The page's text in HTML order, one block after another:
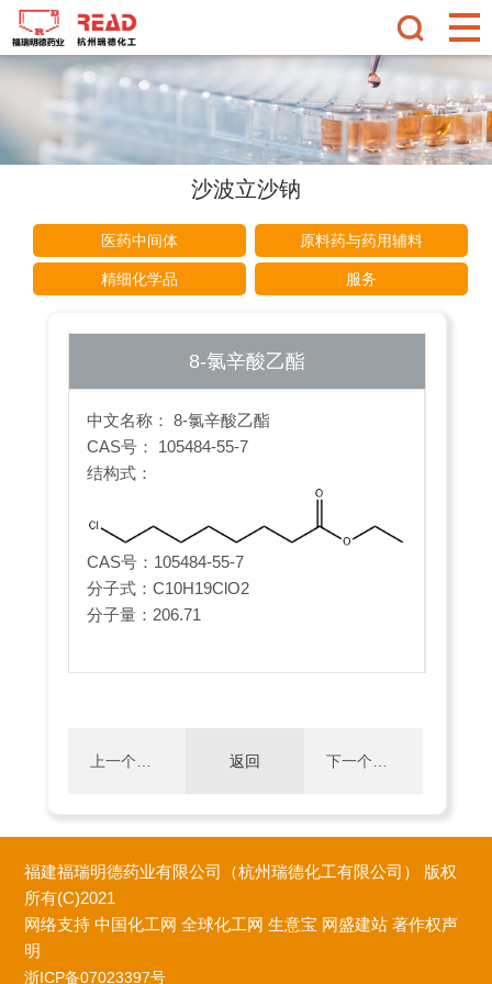
沙波立沙钠
医药中间体 原料药与药用辅料
精细化学品 服务
8-氯辛酸乙酯
中文名称： 8-氯辛酸乙酯
CAS号： 105484-55-7
结构式：
CAS号：105484-55-7
分子式：C10H19ClO2
分子量：206.71
上一个：
乙酯
返回 下一个：
福建福瑞明德药业有限公司（杭州瑞德化工有限公司） 版权
所有(C)2021
网络支持 中国化工网 全球化工网 生意宝 网盛建站 著作权声
明
浙ICP备07023397号